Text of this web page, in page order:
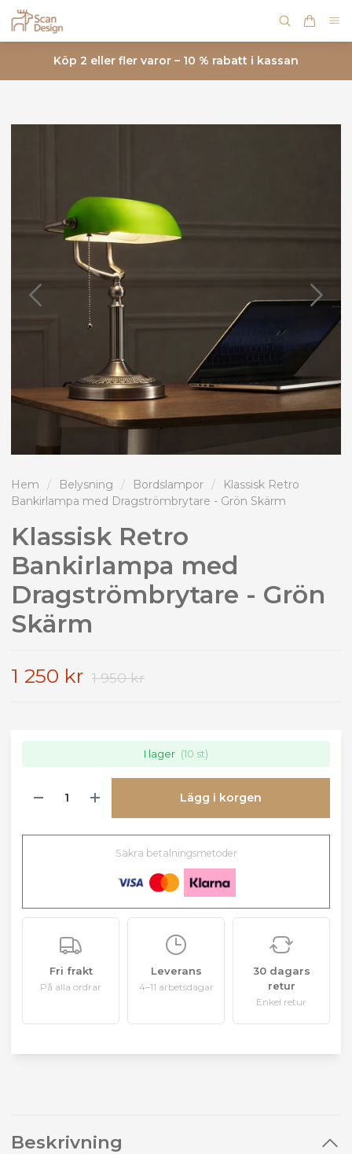
Köp 2 eller fler varor – 10 % rabatt i kassan
Hem / Belysning / Bordslampor /
Klassisk Retro
Bankirlampa med Dragströmbrytare - Grön Skärm
Klassisk Retro
Bankirlampa med
Dragströmbrytare - Grön
Skärm
1 250 kr 1 950 kr
I lager (10 st)
Lägg i korgen
Säkra betalningsmetoder
Fri frakt
På alla ordrar
Leverans
4–11 arbetsdagar
30 dagars
retur
Enkel retur
Beskrivning